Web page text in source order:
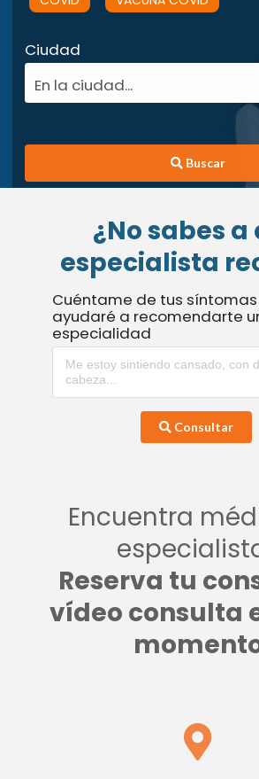
Ciudad
En la ciudad...
Buscar
¿No sabes a
especialista
Cuéntame de tus
ayudaré a recomendarte
especialidad
Consultar
Encuentra
Reserva tu
vídeo consulta